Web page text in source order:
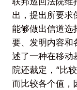
出，提出所要求
能够做出信道选
要、发明内容和
述了一种在移动
院还裁定，“比
而比较各个值，